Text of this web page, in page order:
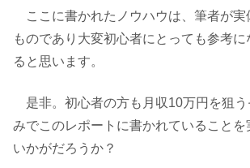
ここに書かれたノウハウは、筆者が実
ものであり大変初心者にとっても参考
ると思います。
是非。初心者の方も月収10万円を狙う
みでこのレポートに書かれていることを
いかがだろうか？